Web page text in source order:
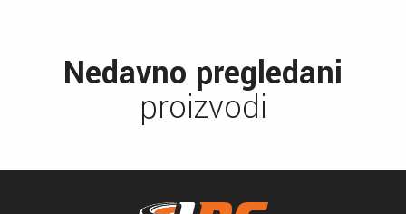
Nedavno pregledani
proizvodi